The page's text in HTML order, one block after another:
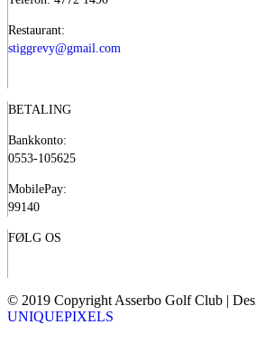
Restaurant:
stiggrevy@gmail.com
BETALING
Bankkonto:
0553-105625
MobilePay:
99140
FØLG OS
© 2019 Copyright Asserbo Golf Club |
UNIQUEPIXELS